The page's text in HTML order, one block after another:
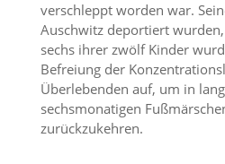
verschleppt worden war.
Auschwitz deportiert
sechs ihrer zwölf Kinder
Befreiung der
Überlebenden auf, um in
sechsmonatigen
zurückzukehren.